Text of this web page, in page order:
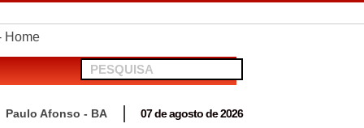
em Antas
Paulo Afonso - BA 07 de agosto de 2026